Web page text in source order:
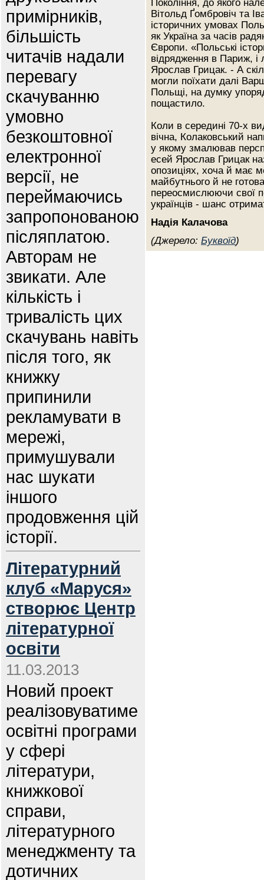
примірників,
більшість
читачів надали
перевагу
скачуванню
умовно
безкоштовної
електронної
версії, не
переймаючись
запропонованою
післяплатою.
Авторам не
звикати. Але
кількість і
тривалість цих
скачувань навіть
після того, як
книжку
припинили
рекламувати в
мережі,
примушували
нас шукати
іншого
продовження цій
історії.
Літературний
клуб «Маруся»
створює Центр
літературної
освіти
11.03.2013
Новий проект
реалізовуватиме
освітні програми
у сфері
літератури,
книжкової
справи,
літературного
менеджменту та
дотичних
Покоління, до якого
Вітольд Ґомбровіч та
історичних умовах
як Україна за часів
Європи. «Польські
відрядження в Париж,
Ярослав Грицак. - А
могли поїхати далі
Польщі, на думку
пощастило.
Коли в середині 70-х
вічна, Колаковський
у якому змалював
есей Ярослав Грицак
опозиціях, хоча й має
майбутнього й не
переосмислюючи свої
українців - шанс
Надія Калачова
(Джерело: Буквоїд)